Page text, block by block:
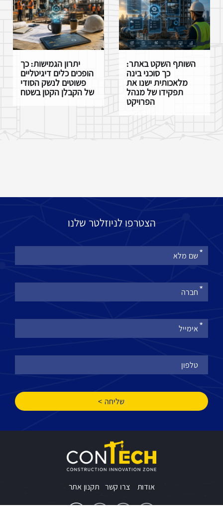
יתרון הגמישות: כך
הופכים כלים דיגיטליים
פשוטים לנשק הסודי
של הקבלן הקטן בשטח
השותף השקט באתר:
כך סוכני בינה
מלאכותית ישנו את
תפקידו של מנהל
הפרויקט
הצטרפו לניוזלטר שלנו
אנא
מלאו
טופס
הצטרפו
לניוזלטר
שלנו
אודות צרו קשר תקנון אתר